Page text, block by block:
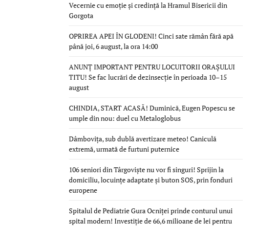
Vecernie cu emoție și credință la Hramul Bisericii din
Gorgota
OPRIREA APEI ÎN GLODENI! Cinci sate rămân fără apă
până joi, 6 august, la ora 14:00
ANUNȚ IMPORTANT PENTRU LOCUITORII ORAȘULUI
TITU! Se fac lucrări de dezinsecție în perioada 10–15
august
CHINDIA, START ACASĂ! Duminică, Eugen Popescu se
umple din nou: duel cu Metaloglobus
Dâmbovița, sub dublă avertizare meteo! Caniculă
extremă, urmată de furtuni puternice
106 seniori din Târgoviște nu vor fi singuri! Sprijin la
domiciliu, locuințe adaptate și buton SOS, prin fonduri
europene
Spitalul de Pediatrie Gura Ocniței prinde conturul unui
spital modern! Investiție de 66,6 milioane de lei pentru